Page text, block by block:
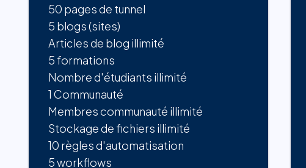
50 pages de tunnel
5 blogs (sites)
Articles de blog illimité
5 formations
Nombre d'étudiants illimité
1 Communauté
Membres communauté illimité
Stockage de fichiers illimité
10 règles d'automatisation
5 workflows